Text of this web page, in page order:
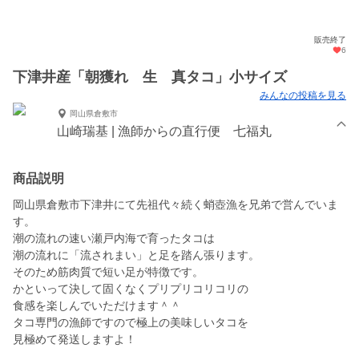
販売終了
6
下津井産「朝獲れ 生 真タコ」小サイズ
みんなの投稿を見る
岡山県倉敷市
山崎瑞基 | 漁師からの直行便 七福丸
商品説明
岡山県倉敷市下津井にて先祖代々続く蛸壺漁を兄弟で営んでいま
す。
潮の流れの速い瀬戸内海で育ったタコは
潮の流れに「流されまい」と足を踏ん張ります。
そのため筋肉質で短い足が特徴です。
かといって決して固くなくプリプリコリコリの
食感を楽しんでいただけます＾＾
タコ専門の漁師ですので極上の美味しいタコを
見極めて発送しますよ！